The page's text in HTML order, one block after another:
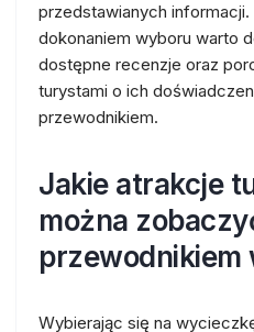
przedstawianych
dokonaniem wyboru warto
dostępne recenzje oraz
turystami o ich
przewodnikiem.
Jakie atrakcje
można
przewodnikiem
Wybierając się na